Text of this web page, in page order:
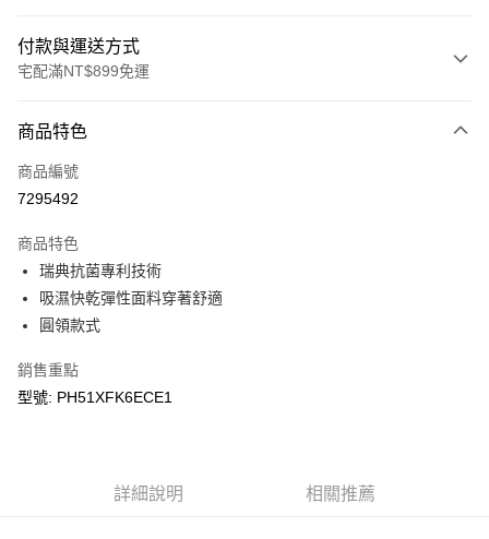
付款與運送方式
宅配滿NT$899免運
信用卡一次付款
LINE Pay
悠遊付
Google Pay
運送方式
宅配
每筆NT$399，滿NT$18,000(含以上)免運費
商品特色
商品編號
7295492
商品特色
瑞典抗菌專利技術
吸濕快乾彈性面料穿著舒適
圓領款式
銷售重點
型號: PH51XFK6ECE1
詳細說明 相關推薦